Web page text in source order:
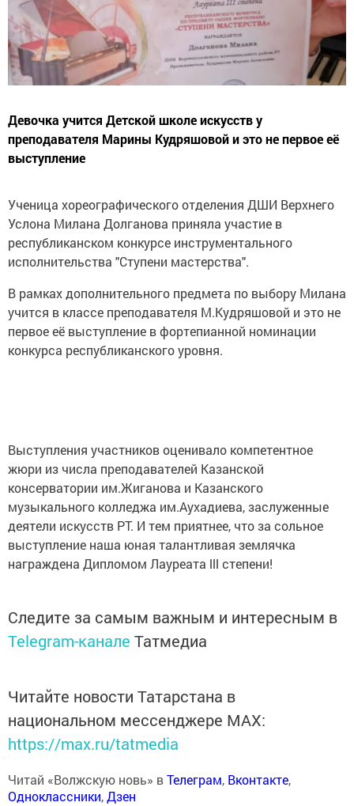
Девочка учится Детской школе искусств у
преподавателя Марины Кудряшовой и это не первое её
выступление
Ученица хореографического отделения ДШИ Верхнего
Услона Милана Долганова приняла участие в
республиканском конкурсе инструментального
исполнительства "Ступени мастерства".
В рамках дополнительного предмета по выбору Милана
учится в классе преподавателя М.Кудряшовой и это не
первое её выступление в фортепианной номинации
конкурса республиканского уровня.
Выступления участников оценивало компетентное
жюри из числа преподавателей Казанской
консерватории им.Жиганова и Казанского
музыкального колледжа им.Аухадиева, заслуженные
деятели искусств РТ. И тем приятнее, что за сольное
выступление наша юная талантливая землячка
награждена Дипломом Лауреата lll степени!
Следите за самым важным и интересным в
Telegram-канале Татмедиа
Читайте новости Татарстана в
национальном мессенджере MАХ:
https://max.ru/tatmedia
Читай «Волжскую новь» вТелеграм, Вконтакте,
Одноклассники,Дзен